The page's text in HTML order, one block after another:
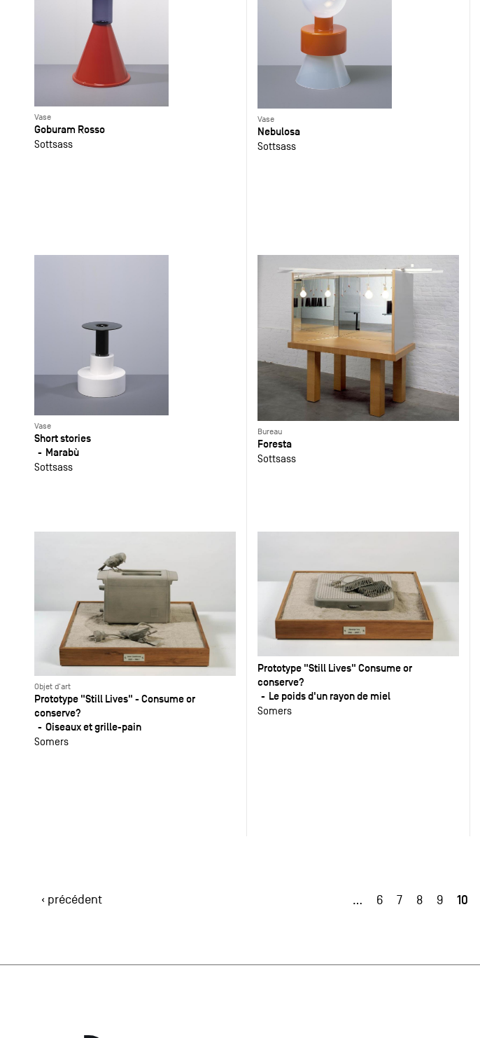
Vase
Goburam Rosso
Sottsass
Vase
Nebulosa
Sottsass
Vase
Short stories
Marabù
Sottsass
Bureau
Foresta
Sottsass
Objet d'art
Prototype "Still Lives" - Consume or
conserve?
Oiseaux et grille-pain
Somers
Prototype "Still Lives" Consume or
conserve?
Le poids d'un rayon de miel
Somers
‹ précédent … 6 7 8 9 10